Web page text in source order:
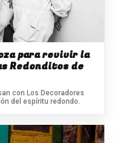
para revivir la
Redonditos de
con Los Decoradores
del espíritu redondo.